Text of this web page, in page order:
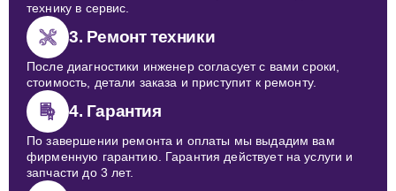
технику в сервис.
3. Ремонт техники
После диагностики инженер согласует с вами сроки,
стоимость, детали заказа и приступит к ремонту.
4. Гарантия
По завершении ремонта и оплаты мы выдадим вам
фирменную гарантию. Гарантия действует на услуги и
запчасти до 3 лет.